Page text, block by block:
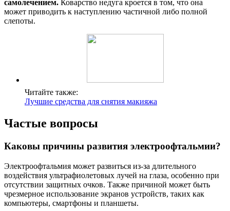
самолечением. Коварство недуга кроется в том, что она
может приводить к наступлению частичной либо полной
слепоты.
Читайте также:
Лучшие средства для снятия макияжа
Частые вопросы
Каковы причины развития электроофтальмии?
Электроофтальмия может развиться из-за длительного
воздействия ультрафиолетовых лучей на глаза, особенно при
отсутствии защитных очков. Также причиной может быть
чрезмерное использование экранов устройств, таких как
компьютеры, смартфоны и планшеты.